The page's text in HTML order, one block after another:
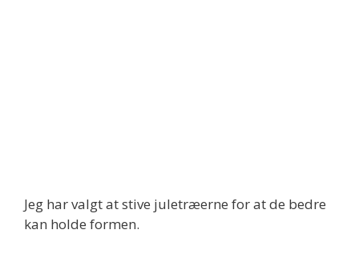
Jeg har valgt at stive juletræerne for at de bedre
kan holde formen.